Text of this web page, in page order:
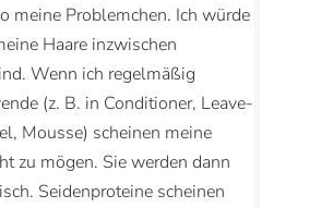
meine Problemchen. Ich würde
Haare inzwischen
Wenn ich regelmäßig
(z. B. in Conditioner, Leave-
Mousse) scheinen meine
zu mögen. Sie werden dann
Seidenproteine scheinen